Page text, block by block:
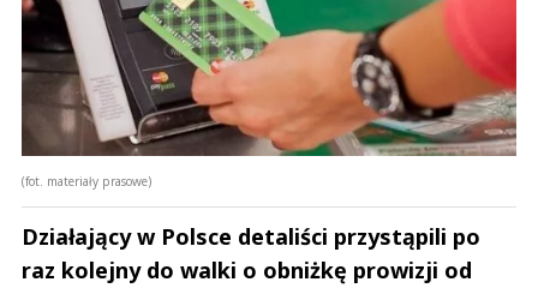
(fot. materiały prasowe)
Działający w Polsce detaliści przystąpili po
raz kolejny do walki o obniżkę prowizji od